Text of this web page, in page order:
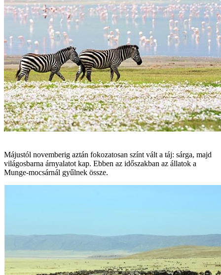
Májustól novemberig aztán fokozatosan színt vált a táj: sárga, majd
világosbarna árnyalatot kap. Ebben az időszakban az állatok a
Munge-mocsárnál gyűlnek össze.